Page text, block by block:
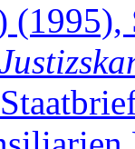
(1995),